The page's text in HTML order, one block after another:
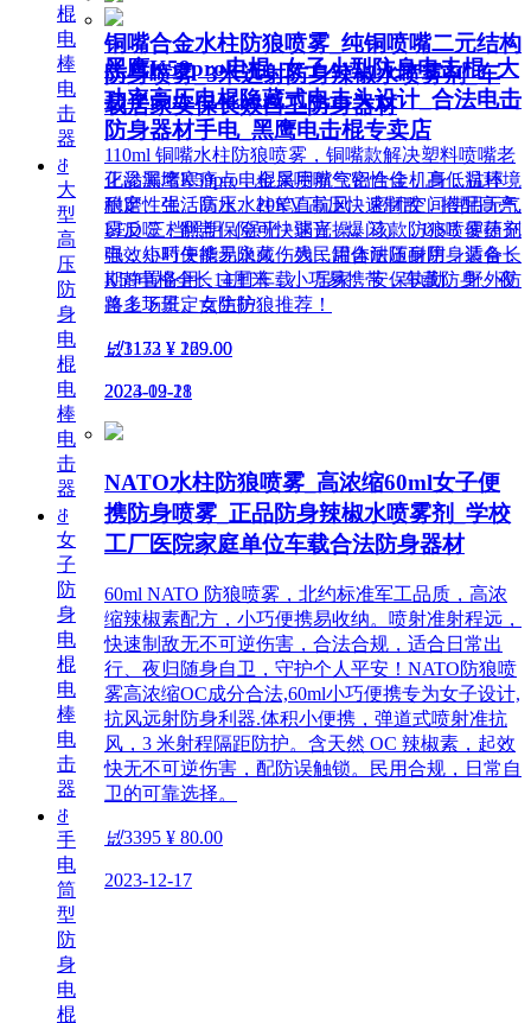
黑鹰K59pro电棍_女子小型防身电击棍_大
功率高压电棍隐藏式电击头设计_合法电击
防身器材手电_黑鹰电击棍专卖店
正品黑鹰K59pro电棍采用航空铝合金机身，抗摔
耐磨、生活防水。20KV 高压快速制敌，搭配高亮
LED 三档照明（强光 / 弱光 / 爆闪），USB 便捷充
电，小巧便携易隐藏，为民用合法随身防身装备，
K59电棍全长14厘米，小巧易携带，车载防身、夜
路上下班、女生防狼推荐！
넶3133 ¥ 269.00
2024-09-18
铜嘴合金水柱防狼喷雾_纯铜喷嘴二元结构
防身喷雾_3米远射防身辣椒水喷雾剂_车
载居家安保长效自卫防身器材
110ml 铜嘴水柱防狼喷雾，铜嘴款解决塑料喷嘴老
化渗漏堵塞痛点，金属喷嘴气密性佳，高低温环境
稳定性强。高压水柱笔直抗风，密闭空间使用无气
雾反噬，翻盖保险可快速盲操。该款防狼喷雾药剂
强效短时失能无永久伤残，罐体耐压耐用，适合长
期静置备用，主打车载、居家、安保执勤、野外防
兽多场景定点防护。
넶1172 ¥ 129.00
2023-12-21
NATO水柱防狼喷雾_高浓缩60ml女子便
携防身喷雾_正品防身辣椒水喷雾剂_学校
工厂医院家庭单位车载合法防身器材
60ml NATO 防狼喷雾，北约标准军工品质，高浓
缩辣椒素配方，小巧便携易收纳。喷射准射程远，
快速制敌无不可逆伤害，合法合规，适合日常出
行、夜归随身自卫，守护个人平安！NATO防狼喷
雾高浓缩OC成分合法,60ml小巧便携专为女子设计,
抗风远射防身利器.体积小便携，弹道式喷射准抗
风，3 米射程隔距防护。含天然 OC 辣椒素，起效
快无不可逆伤害，配防误触锁。民用合规，日常自
卫的可靠选择。
넶3395 ¥ 80.00
2023-12-17
棍
电
棒
电
击
器
ꁕ
大
型
高
压
防
身
电
棍
电
棒
电
击
器
ꁕ
女
子
防
身
电
棍
电
棒
电
击
器
ꁕ
手
电
筒
型
防
身
电
棍